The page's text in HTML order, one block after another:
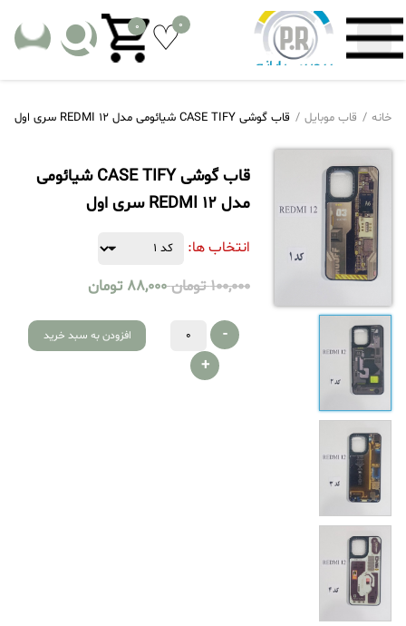
0
0
خانه قاب موبایل قاب گوشی CASE TIFY شیائومی مدل REDMI 12 سری اول
قاب گوشی CASE TIFY شیائومی
مدل REDMI 12 سری اول
انتخاب ها:
100,000 تومان 88,000 تومان
-
+
افزودن به سبد خرید